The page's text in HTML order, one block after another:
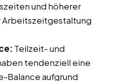
und höherer
Teilzeit- und
tendenziell eine
Balance aufgrund